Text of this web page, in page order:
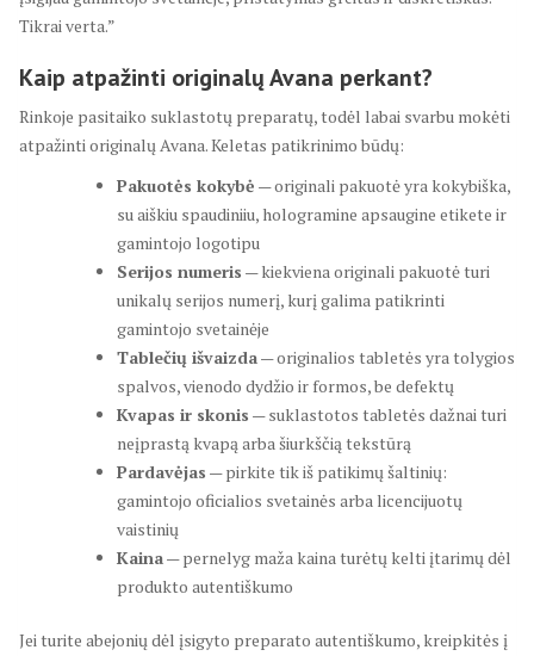
Tikrai verta.”
Kaip atpažinti originalų Avana perkant?
Rinkoje pasitaiko suklastotų preparatų, todėl labai svarbu mokėti
atpažinti originalų Avana. Keletas patikrinimo būdų:
Pakuotės kokybė — originali pakuotė yra kokybiška,
su aiškiu spaudiniiu, hologramine apsaugine etikete ir
gamintojo logotipu
Serijos numeris — kiekviena originali pakuotė turi
unikalų serijos numerį, kurį galima patikrinti
gamintojo svetainėje
Tablečių išvaizda— originalios tabletės yra tolygios
spalvos, vienodo dydžio ir formos, be defektų
Kvapas ir skonis — suklastotos tabletės dažnai turi
neįprastą kvapą arba šiurkščią tekstūrą
Pardavėjas — pirkite tik iš patikimų šaltinių:
gamintojo oficialios svetainės arba licencijuotų
vaistinių
Kaina— pernelyg maža kaina turėtų kelti įtarimų dėl
produkto autentiškumo
Jei turite abejonių dėl įsigyto preparato autentiškumo, kreipkitės į